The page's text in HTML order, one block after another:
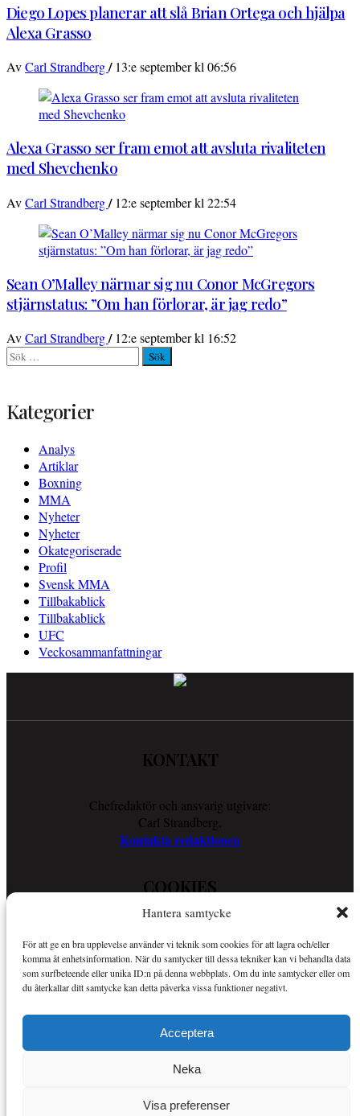
Hantera samtycke
För att ge en bra upplevelse använder vi teknik som cookies för att lagra och/eller
komma åt enhetsinformation. När du samtycker till dessa tekniker kan vi behandla data
som surfbeteende eller unika ID:n på denna webbplats. Om du inte samtycker eller om
du återkallar ditt samtycke kan detta påverka vissa funktioner negativt.
Acceptera
Neka
Visa preferenser
Diego Lopes planerar att slå Brian Ortega och hjälpa
Alexa Grasso
AvCarl Strandberg/ 13:e september kl 06:56
Alexa Grasso ser fram emot att avsluta rivaliteten
med Shevchenko
AvCarl Strandberg/ 12:e september kl 22:54
Sean O’Malley närmar sig nu Conor McGregors
stjärnstatus: ”Om han förlorar, är jag redo”
AvCarl Strandberg/ 12:e september kl 16:52
Sök
efter:
Kategorier
Analys
Artiklar
Boxning
MMA
Nyheter
Nyheter
Okategoriserade
Profil
Svensk MMA
Tillbakablick
Tillbakablick
UFC
Veckosammanfattningar
KONTAKT
Chefredaktör och ansvarig utgivare:
Carl Strandberg.
Kontakta redaktionen
COOKIES
din läsupplevelse.
Så använder vi cookies
OM SPORTKURIREN
Sportkuriren är en nättidning med fokus på sport i allmänhet och
Mer om Sportkuriren
Copyright © Alla rättigheter reserverade.